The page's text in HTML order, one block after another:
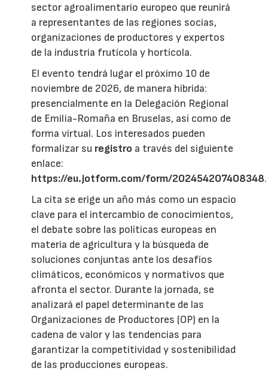
sector agroalimentario europeo que reunirá
a representantes de las regiones socias,
organizaciones de productores y expertos
de la industria frutícola y hortícola.
El evento tendrá lugar el próximo 10 de
noviembre de 2026, de manera híbrida:
presencialmente en la Delegación Regional
de Emilia-Romaña en Bruselas, así como de
forma virtual. Los interesados pueden
formalizar su registro a través del siguiente
enlace:
https://eu.jotform.com/form/202454207408348.
La cita se erige un año más como un espacio
clave para el intercambio de conocimientos,
el debate sobre las políticas europeas en
materia de agricultura y la búsqueda de
soluciones conjuntas ante los desafíos
climáticos, económicos y normativos que
afronta el sector. Durante la jornada, se
analizará el papel determinante de las
Organizaciones de Productores (OP) en la
cadena de valor y las tendencias para
garantizar la competitividad y sostenibilidad
de las producciones europeas.